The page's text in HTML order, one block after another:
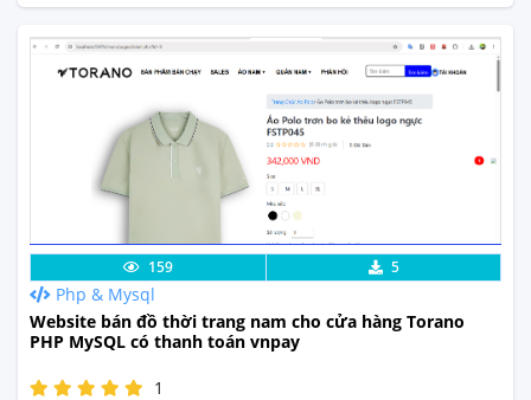
Lưu code Xem Thực Tế
159 5
Php & Mysql
Website bán đồ thời trang nam cho cửa hàng Torano
PHP MySQL có thanh toán vnpay
1